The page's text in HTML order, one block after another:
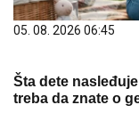
05. 08. 2026 06:45
Šta dete
treba da znate o